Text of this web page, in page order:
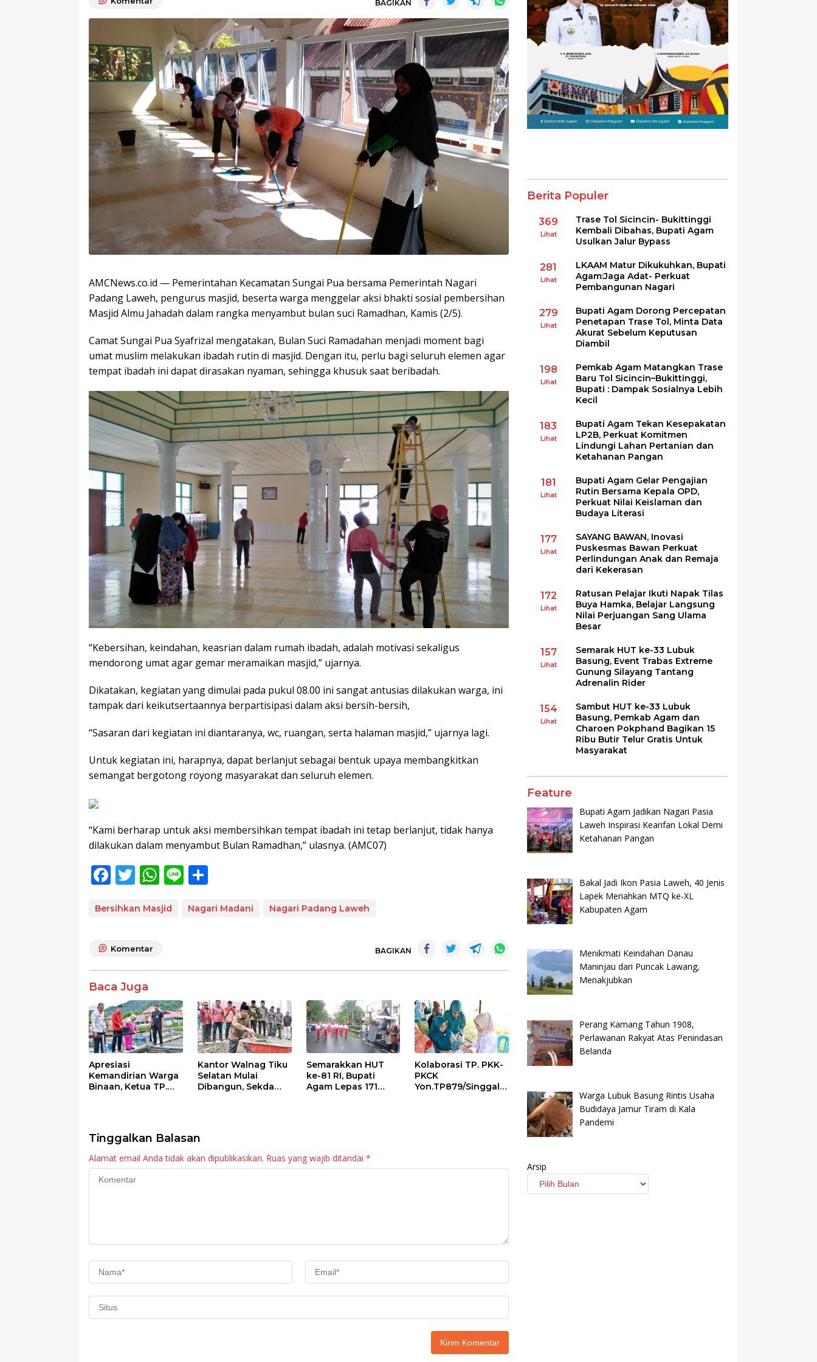
BAGIKAN
AMCNews.co.id — Pemerintahan Kecamatan Sungai Pua bersama Pemerintah Nagari
Padang Laweh, pengurus masjid, beserta warga menggelar aksi bhakti sosial pembersihan
Masjid Almu Jahadah dalam rangka menyambut bulan suci Ramadhan, Kamis (2/5).
Camat Sungai Pua Syafrizal mengatakan, Bulan Suci Ramadahan menjadi moment bagi
umat muslim melakukan ibadah rutin di masjid. Dengan itu, perlu bagi seluruh elemen agar
tempat ibadah ini dapat dirasakan nyaman, sehingga khusuk saat beribadah.
“Kebersihan, keindahan, keasrian dalam rumah ibadah, adalah motivasi sekaligus
mendorong umat agar gemar meramaikan masjid,” ujarnya.
Dikatakan, kegiatan yang dimulai pada pukul 08.00 ini sangat antusias dilakukan warga, ini
tampak dari keikutsertaannya berpartisipasi dalam aksi bersih-bersih,
“Sasaran dari kegiatan ini diantaranya, wc, ruangan, serta halaman masjid,” ujarnya lagi.
Untuk kegiatan ini, harapnya, dapat berlanjut sebagai bentuk upaya membangkitkan
semangat bergotong royong masyarakat dan seluruh elemen.
“Kami berharap untuk aksi membersihkan tempat ibadah ini tetap berlanjut, tidak hanya
dilakukan dalam menyambut Bulan Ramadhan,” ulasnya. (AMC07)
F
e
o
o
k
T
itt
W
at
p
Li
e ar
Bersihkan Masjid Nagari Madani Nagari Padang Laweh
Komentar BAGIKAN
Baca Juga
Apresiasi
Kemandirian Warga
Binaan, Ketua TP.
Kantor Walnag Tiku
Selatan Mulai
Dibangun, Sekda
Semarakkan HUT
ke-81 RI, Bupati
Agam Lepas 171
Kolaborasi TP. PKK-
PKCK
Yon.TP879/Singgala
Tinggalkan Balasan
Alamat email Anda tidak akan dipublikasikan. Ruas yang wajib ditandai *
Berita Populer
369
Lihat
Trase Tol Sicincin- Bukittinggi
Kembali Dibahas, Bupati Agam
Usulkan Jalur Bypass
281
Lihat
LKAAM Matur Dikukuhkan, Bupati
Agam:Jaga Adat- Perkuat
Pembangunan Nagari
279
Lihat
Bupati Agam Dorong Percepatan
Penetapan Trase Tol, Minta Data
Akurat Sebelum Keputusan
Diambil
198
Lihat
Pemkab Agam Matangkan Trase
Baru Tol Sicincin–Bukittinggi,
Bupati : Dampak Sosialnya Lebih
Kecil
183
Lihat
Bupati Agam Tekan Kesepakatan
LP2B, Perkuat Komitmen
Lindungi Lahan Pertanian dan
Ketahanan Pangan
181
Lihat
Bupati Agam Gelar Pengajian
Rutin Bersama Kepala OPD,
Perkuat Nilai Keislaman dan
Budaya Literasi
177
Lihat
SAYANG BAWAN, Inovasi
Puskesmas Bawan Perkuat
Perlindungan Anak dan Remaja
dari Kekerasan
172
Lihat
Ratusan Pelajar Ikuti Napak Tilas
Buya Hamka, Belajar Langsung
Nilai Perjuangan Sang Ulama
Besar
157
Lihat
Semarak HUT ke-33 Lubuk
Basung, Event Trabas Extreme
Gunung Silayang Tantang
Adrenalin Rider
154
Lihat
Sambut HUT ke-33 Lubuk
Basung, Pemkab Agam dan
Charoen Pokphand Bagikan 15
Ribu Butir Telur Gratis Untuk
Masyarakat
Feature
Bupati Agam Jadikan Nagari Pasia
Laweh Inspirasi Kearifan Lokal Demi
Ketahanan Pangan
Bakal Jadi Ikon Pasia Laweh, 40 Jenis
Lapek Meriahkan MTQ ke-XL
Kabupaten Agam
Menikmati Keindahan Danau
Maninjau dari Puncak Lawang,
Menakjubkan
Perang Kamang Tahun 1908,
Perlawanan Rakyat Atas Penindasan
Belanda
Warga Lubuk Basung Rintis Usaha
Budidaya Jamur Tiram di Kala
Pandemi
Arsip